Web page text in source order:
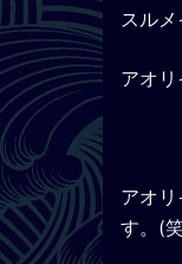
スル
アオ
アオ
す。(